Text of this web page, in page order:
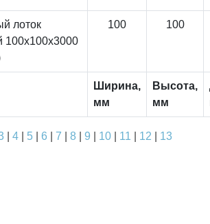
лоток
100x100x3000
100 100
Ширина,
мм
Высота,
мм
| 4| 5| 6 7 8| 9 10| 11 12 13